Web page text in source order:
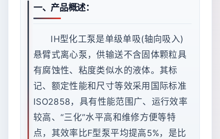
一、产品概述：
IH型化工泵是单级单吸(轴向吸入)
悬臂式离心泵，供输送不含固体颗粒具
有腐蚀性、粘度类似水的液体。其标
记、额定性能和尺寸等效采用国际标准
ISO2858，具有性能范围广、运行效率
较高、“三化”水平高和维修方便等特
点，其效率比F型泵平均提高5%，是比